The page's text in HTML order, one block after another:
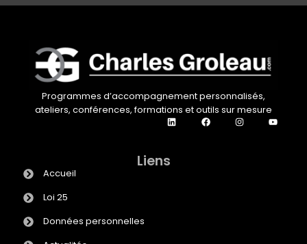
Programmes d’accompagnement personnalisés,
ateliers, conférences, formations et outils sur mesure
Liens
Accueil
Loi 25
Données personnelles